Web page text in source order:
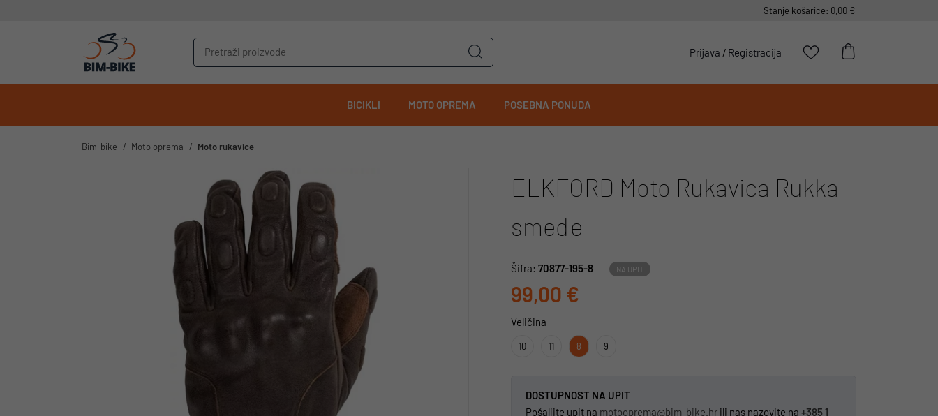
Stanje košarice: 0,00 €
Prijava / Registracija
BICIKLI MOTO OPREMA POSEBNA PONUDA
Bim-bike Moto oprema Moto rukavice
ELKFORD Moto Rukavica Rukka
smeđe
Šifra: 70877-195-8 NA UPIT
99,00 €
Veličina
10 11 8 9
DOSTUPNOST NA UPIT
Pošaljite upit na motooprema@bim-bike.hr ili nas nazovite na +385 1